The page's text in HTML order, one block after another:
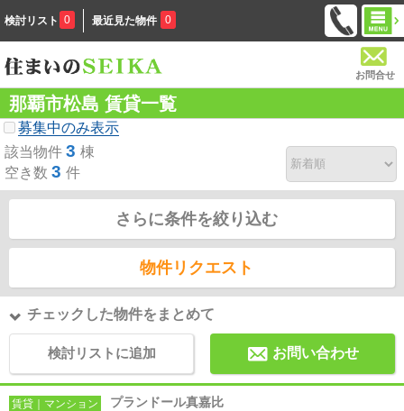
検討リスト 0 最近見た物件 0
お問合せ
那覇市松島 賃貸一覧
募集中のみ表示
該当物件 3 棟
空き数 3 件
さらに条件を絞り込む
物件リクエスト
チェックした物件をまとめて
検討リストに追加 お問い合わせ
賃貸｜マンション プランドール真嘉比